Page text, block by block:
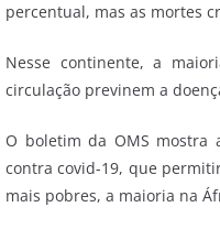
percentual, mas as mortes
Nesse continente, a
circulação previnem a
O boletim da OMS mostra
contra covid-19, que
mais pobres, a maioria na